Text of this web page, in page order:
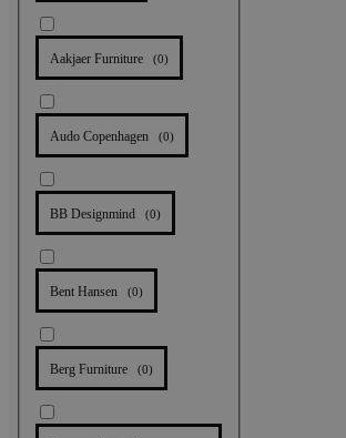
Aakjaer Furniture (0)
Audo Copenhagen (0)
BB Designmind (0)
Bent Hansen (0)
Berg Furniture (0)